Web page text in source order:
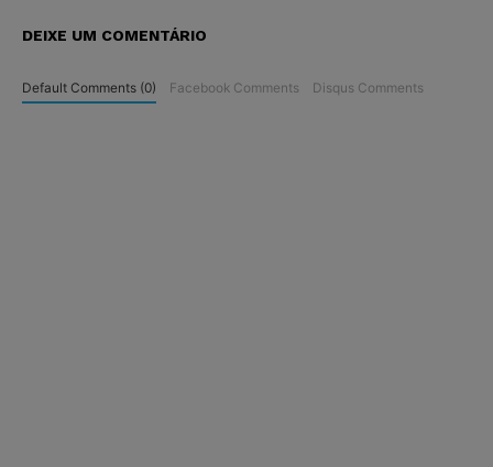
DEIXE UM COMENTÁRIO
Default Comments (0) Facebook Comments Disqus Comments